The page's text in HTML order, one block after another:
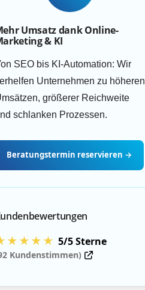
Umsatz dank Online-
& KI
SEO bis KI-Automation: Wir
Unternehmen zu höheren
größerer Reichweite
schlanken Prozessen.
Beratungstermin reservieren →
5/5 Sterne
Kundenstimmen)